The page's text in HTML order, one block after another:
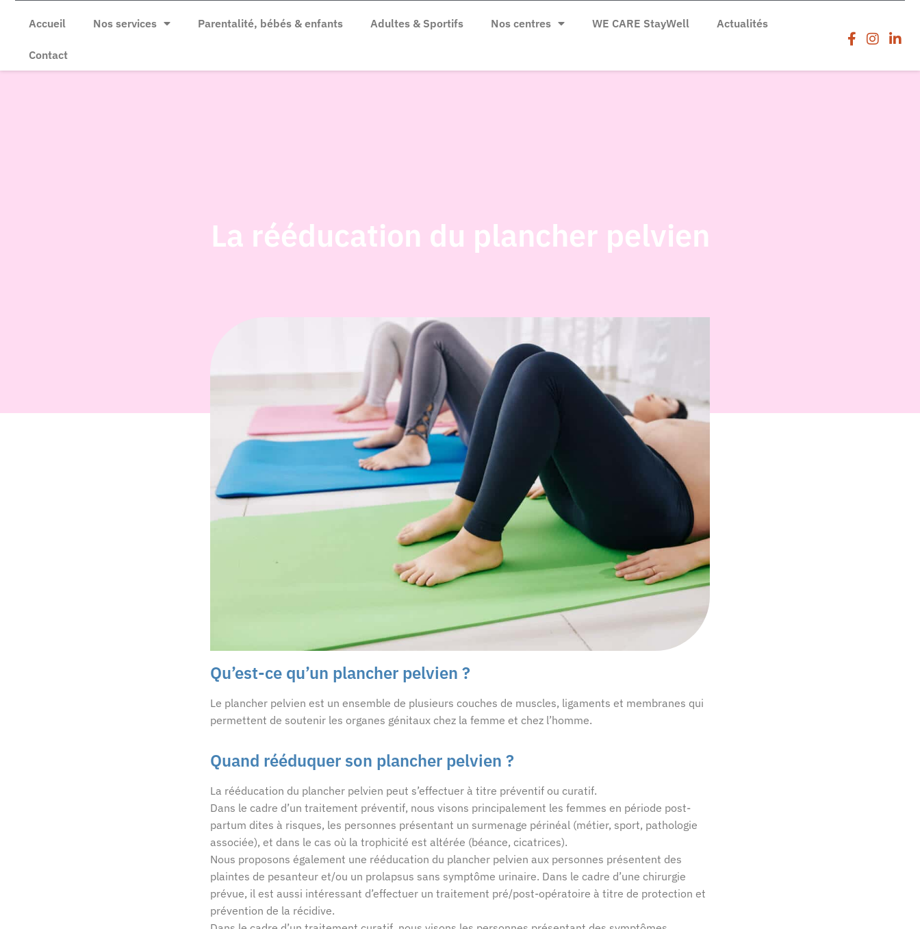
Accueil Nos services Parentalité, bébés & enfants Adultes & Sportifs Nos centres WE CARE StayWell Actualités
Contact
La rééducation du plancher pelvien
Qu’est-ce qu’un plancher pelvien ?
Le plancher pelvien est un ensemble de plusieurs couches de muscles, ligaments et membranes qui
permettent de soutenir les organes génitaux chez la femme et chez l’homme.
Quand rééduquer son plancher pelvien ?
La rééducation du plancher pelvien peut s’effectuer à titre préventif ou curatif.
Dans le cadre d’un traitement préventif, nous visons principalement les femmes en période post-
partum dites à risques, les personnes présentant un surmenage périnéal (métier, sport, pathologie
associée), et dans le cas où la trophicité est altérée (béance, cicatrices).
Nous proposons également une rééducation du plancher pelvien aux personnes présentent des
plaintes de pesanteur et/ou un prolapsus sans symptôme urinaire. Dans le cadre d’une chirurgie
prévue, il est aussi intéressant d’effectuer un traitement pré/post-opératoire à titre de protection et
prévention de la récidive.